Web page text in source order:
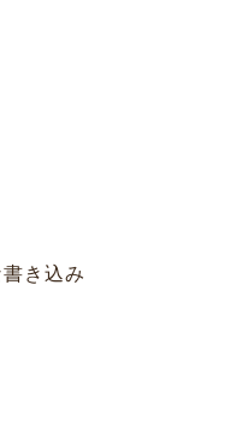
き込み